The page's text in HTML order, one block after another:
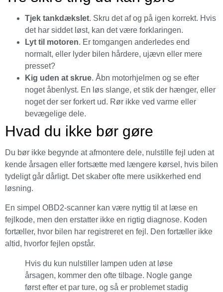
Tjek tankdækslet. Skru det af og på igen korrekt. Hvis
det har siddet løst, kan det være forklaringen.
Lyt til motoren. Er tomgangen anderledes end
normalt, eller lyder bilen hårdere, ujævn eller mere
presset?
Kig uden at skrue. Åbn motorhjelmen og se efter
noget åbenlyst. En løs slange, et stik der hænger, eller
noget der ser forkert ud. Rør ikke ved varme eller
bevægelige dele.
Hvad du ikke bør gøre
Du bør ikke begynde at afmontere dele, nulstille fejl uden at
kende årsagen eller fortsætte med længere kørsel, hvis bilen
tydeligt går dårligt. Det skaber ofte mere usikkerhed end
løsning.
En simpel OBD2-scanner kan være nyttig til at læse en
fejlkode, men den erstatter ikke en rigtig diagnose. Koden
fortæller, hvor bilen har registreret en fejl. Den fortæller ikke
altid, hvorfor fejlen opstår.
Hvis du kun nulstiller lampen uden at løse
årsagen, kommer den ofte tilbage. Nogle gange
først efter et par ture, og så er problemet stadig